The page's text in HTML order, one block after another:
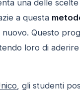
una delle
a questa
Questo
loro di
, gli studenti